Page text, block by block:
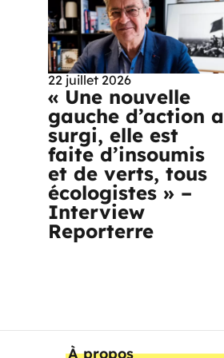
22 juillet 2026
« Une nouvelle
gauche d’action a
surgi, elle est
faite d’insoumis
et de verts, tous
écologistes » –
Interview
Reporterre
À propos